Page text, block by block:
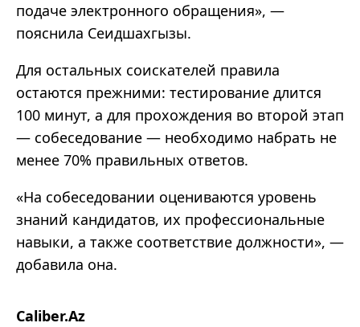
подаче электронного обращения», —
пояснила Сеидшахгызы.
Для остальных соискателей правила
остаются прежними: тестирование длится
100 минут, а для прохождения во второй этап
— собеседование — необходимо набрать не
менее 70% правильных ответов.
«На собеседовании оцениваются уровень
знаний кандидатов, их профессиональные
навыки, а также соответствие должности», —
добавила она.
Caliber.Az